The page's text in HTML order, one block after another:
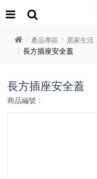
產品專區 居家生活
長方插座安全蓋
長方插座安全蓋
商品編號：